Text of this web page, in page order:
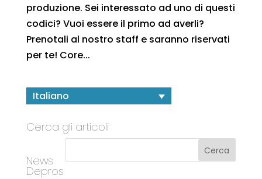
produzione. Sei interessato ad uno di questi
codici? Vuoi essere il primo ad averli?
Prenotali al nostro staff e saranno riservati
per te! Core...
Italiano
Cerca gli articoli
News
Depros